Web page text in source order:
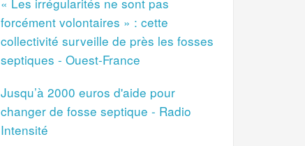
forcément volontaires » : cette
collectivité surveille de près les fosses
septiques - Ouest-France
Jusqu’à 2000 euros d'aide pour
changer de fosse septique - Radio
Intensité